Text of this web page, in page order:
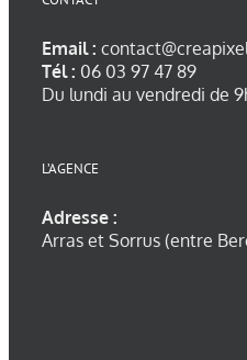
Email :
Tél : 06 03 97 47 89
Du lundi au vendredi de
L’AGENCE
Adresse :
Arras et Sorrus (entre